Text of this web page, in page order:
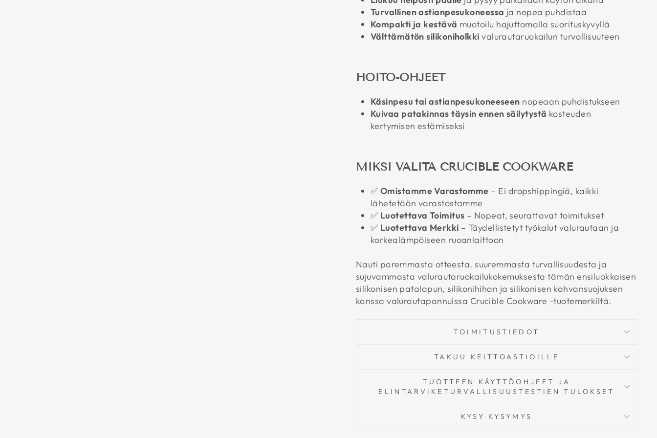
Turvallinen astianpesukoneessa ja nopea puhdistaa
Kompakti ja kestävä muotoilu hajuttomalla suorituskyvyllä
Välttämätön silikoniholkki valurautaruokailun turvallisuuteen
HOITO-OHJEET
Käsinpesu tai astianpesukoneeseen nopeaan puhdistukseen
Kuivaa patakinnas täysin ennen säilytystä kosteuden
kertymisen estämiseksi
MIKSI VALITA CRUCIBLE COOKWARE
✅ Omistamme Varastomme – Ei dropshippingiä, kaikki
lähetetään varastostamme
✅ Luotettava Toimitus – Nopeat, seurattavat toimitukset
✅ Luotettava Merkki – Täydellistetyt työkalut valurautaan ja
korkealämpöiseen ruoanlaittoon
Nauti paremmasta otteesta, suuremmasta turvallisuudesta ja
sujuvammasta valurautaruokailukokemuksesta tämän ensiluokkaisen
silikonisen patalapun, silikonihihan ja silikonisen kahvansuojuksen
kanssa valurautapannuissa Crucible Cookware -tuotemerkiltä.
TOIMITUSTIEDOT
TAKUU KEITTOASTIOILLE
TUOTTEEN KÄYTTÖOHJEET JA
ELINTARVIKETURVALLISUUSTESTIEN TULOKSET
KYSY KYSYMYS